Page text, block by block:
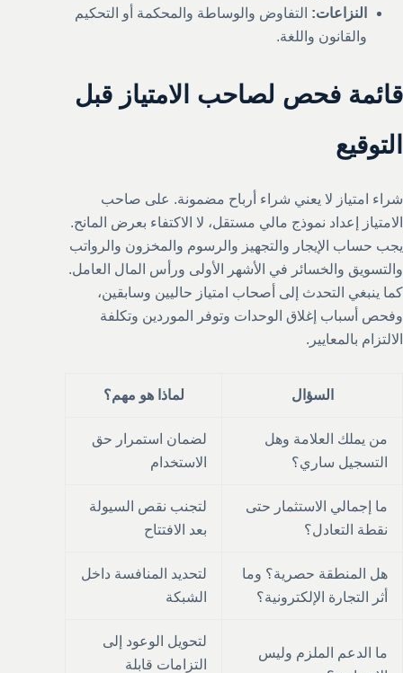
النزاعات: التفاوض والوساطة والمحكمة أو التحكيم
والقانون واللغة.
قائمة فحص لصاحب الامتياز قبل
التوقيع
شراء امتياز لا يعني شراء أرباح مضمونة. على صاحب
الامتياز إعداد نموذج مالي مستقل، لا الاكتفاء بعرض المانح.
يجب حساب الإيجار والتجهيز والرسوم والمخزون والرواتب
والتسويق والخسائر في الأشهر الأولى ورأس المال العامل.
كما ينبغي التحدث إلى أصحاب امتياز حاليين وسابقين،
وفحص أسباب إغلاق الوحدات وتوفر الموردين وتكلفة
الالتزام بالمعايير.
السؤال لماذا هو مهم؟
من يملك العلامة وهل
التسجيل ساري؟
لضمان استمرار حق
الاستخدام
ما إجمالي الاستثمار حتى
نقطة التعادل؟
لتجنب نقص السيولة
بعد الافتتاح
هل المنطقة حصرية؟ وما
أثر التجارة الإلكترونية؟
لتحديد المنافسة داخل
الشبكة
ما الدعم الملزم وليس
لتحويل الوعود إلى
التزامات قابلة